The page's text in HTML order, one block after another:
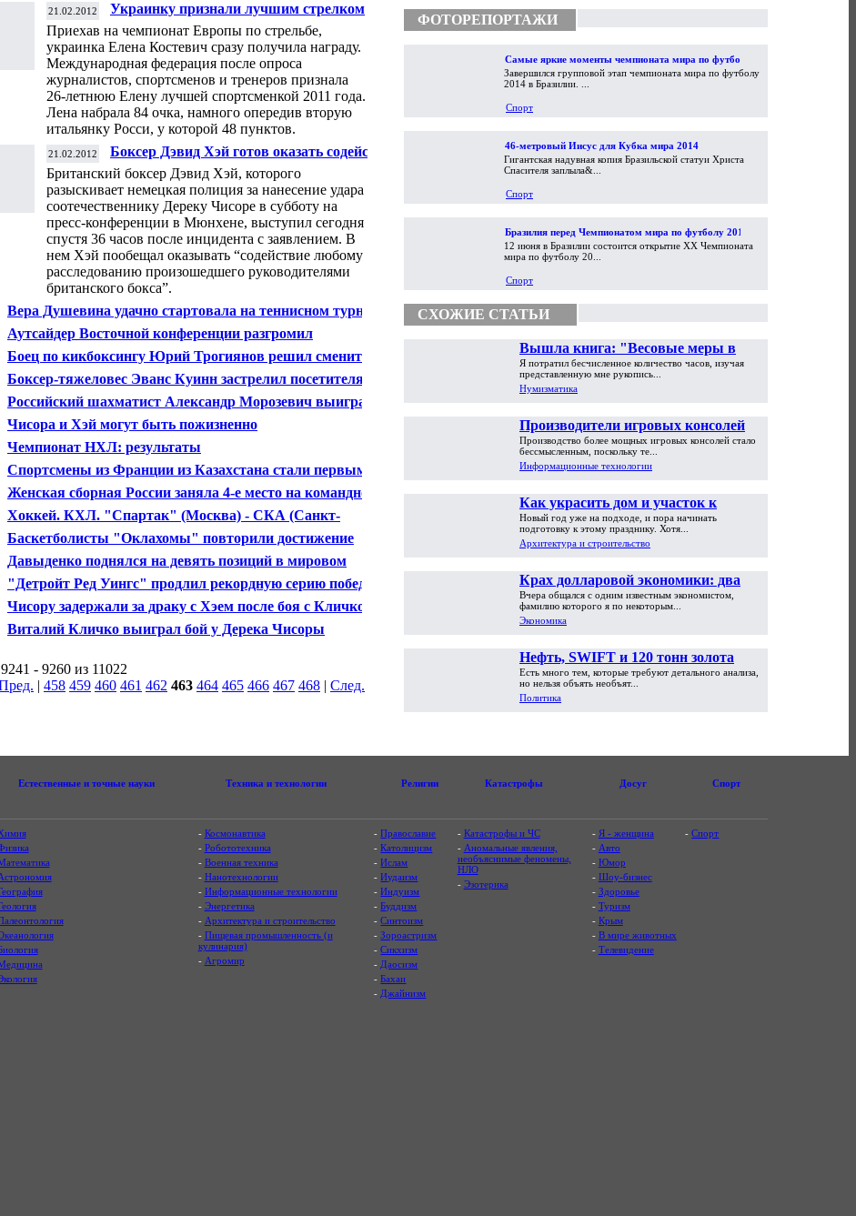
21.02.2012
Украинку признали лучшим стрелком
Приехав на чемпионат Европы по стрельбе,
украинка Елена Костевич сразу получила награду.
Международная федерация после опроса
журналистов, спортсменов и тренеров признала
26-летнюю Елену лучшей спортсменкой 2011 года.
Лена набрала 84 очка, намного опередив вторую
итальянку Росси, у которой 48 пунктов.
21.02.2012
Боксер Дэвид Хэй готов оказать содействие
расследованию драки с Чисорой
Британский боксер Дэвид Хэй, которого
разыскивает немецкая полиция за нанесение удара
соотечественнику Дереку Чисоре в субботу на
пресс-конференции в Мюнхене, выступил сегодня
спустя 36 часов после инцидента с заявлением. В
нем Хэй пообещал оказывать “содействие любому
расследованию произошедшего руководителями
британского бокса”.
Вера Душевина удачно стартовала на теннисном турнире в
США
Аутсайдер Восточной конференции разгромил
"Вашингтон Кэпиталс"
Боец по кикбоксингу Юрий Трогиянов решил сменить
весовую категорию
Боксер-тяжеловес Эванс Куинн застрелил посетителя
ресторана
Российский шахматист Александр Морозевич выиграл
турнир в Латвии
Чисора и Хэй могут быть пожизненно
дисквалифицированы за драку
Чемпионат НХЛ: результаты
Спортсмены из Франции из Казахстана стали первыми
победителями уникальной лыжной гонки “Апхилл трофи”
Женская сборная России заняла 4-е место на командном
чемпионате Европы по бадминтону
Хоккей. КХЛ. "Спартак" (Москва) - СКА (Санкт-
Петербург). 4:2
Баскетболисты "Оклахомы" повторили достижение
Джордана и Пиппена
Давыденко поднялся на девять позиций в мировом
рейтинге
"Детройт Ред Уингс" продлил рекордную серию побед
Чисору задержали за драку с Хэем после боя с Кличко
Виталий Кличко выиграл бой у Дерека Чисоры
- 9260 из 11022
| 458 459 460 461 462 463 464 465 466 467 468 | След.
ФОТОРЕПОРТАЖИ
Самые яркие моменты чемпионата мира по футболу
2014
Завершился групповой этап чемпионата мира по футболу
2014 в Бразилии. ...
Спорт
46-метровый Иисус для Кубка мира 2014
Гигантская надувная копия Бразильской статуи Христа
Спасителя заплыла&...
Спорт
Бразилия перед Чемпионатом мира по футболу 2014
12 июня в Бразилии состоится открытие XX Чемпионата
мира по футболу 20...
Спорт
СХОЖИЕ СТАТЬИ
Вышла книга: "Весовые меры в
торговой практике Античности и
Средневековья"
Я потратил бесчисленное количество часов, изучая
представленную мне рукопись...
Нумизматика
Производители игровых консолей
достигли предела возможностей
Производство более мощных игровых консолей стало
бессмысленным, поскольку те...
Информационные технологии
Как украсить дом и участок к
Новому году
Новый год уже на подходе, и пора начинать
подготовку к этому празднику. Хотя...
Архитектура и строительство
Крах долларовой экономики: два
пути обрушения
Вчера общался с одним известным экономистом,
фамилию которого я по некоторым...
Экономика
Нефть, SWIFT и 120 тонн золота
Есть много тем, которые требуют детального анализа,
но нельзя объять необъят...
Политика
Естественные и точные науки Техника и технологии Религии Катастрофы Досуг Спорт
- Космонавтика
- Робототехника
- Военная техника
- Нанотехнологии
- Информационные технологии
- Энергетика
- Архитектура и строительство
- Пищевая промышленность (и
кулинария)
- Агромир
-Православие
-Католицизм
-Ислам
-Иудаизм
-Индуизм
-Буддизм
-Синтоизм
-Зороастризм
-Сикхизм
- Даосизм
-Бахаи
- Джайнизм
- Катастрофы и ЧС
- Аномальные явления,
необъяснимые феномены,
НЛО
- Эзотерика
- Я - женщина
- Авто
- Юмор
- Шоу-бизнес
- Здоровье
- Туризм
- Крым
- В мире животных
- Телевидение
-Спорт